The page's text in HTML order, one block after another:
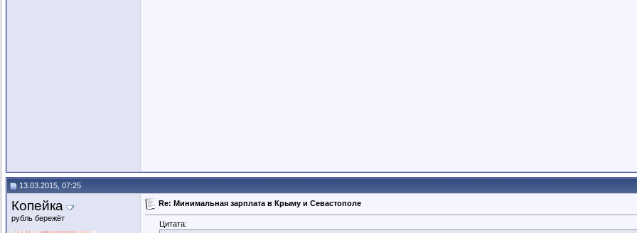
13.03.2015, 07:25
Копейка
рубль бережёт
Re: Минимальная зарплата в Крыму и Севастополе
Цитата: